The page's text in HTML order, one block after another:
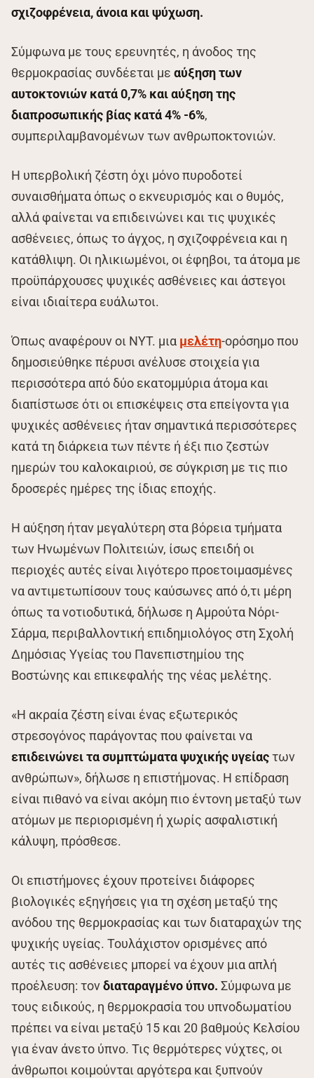
σχιζοφρένεια, άνοια και ψύχωση.
Σύμφωνα με τους ερευνητές, η άνοδος της
θερμοκρασίας συνδέεται με αύξηση των
αυτοκτονιών κατά 0,7% και αύξηση της
διαπροσωπικής βίας κατά 4% -6%,
συμπεριλαμβανομένων των ανθρωποκτονιών.
Η υπερβολική ζέστη όχι μόνο πυροδοτεί
συναισθήματα όπως ο εκνευρισμός και ο θυμός,
αλλά φαίνεται να επιδεινώνει και τις ψυχικές
ασθένειες, όπως το άγχος, η σχιζοφρένεια και η
κατάθλιψη. Οι ηλικιωμένοι, οι έφηβοι, τα άτομα με
προϋπάρχουσες ψυχικές ασθένειες και άστεγοι
είναι ιδιαίτερα ευάλωτοι.
Όπως αναφέρουν οι NYT. μια μελέτη-ορόσημο που
δημοσιεύθηκε πέρυσι ανέλυσε στοιχεία για
περισσότερα από δύο εκατομμύρια άτομα και
διαπίστωσε ότι οι επισκέψεις στα επείγοντα για
ψυχικές ασθένειες ήταν σημαντικά περισσότερες
κατά τη διάρκεια των πέντε ή έξι πιο ζεστών
ημερών του καλοκαιριού, σε σύγκριση με τις πιο
δροσερές ημέρες της ίδιας εποχής.
Η αύξηση ήταν μεγαλύτερη στα βόρεια τμήματα
των Ηνωμένων Πολιτειών, ίσως επειδή οι
περιοχές αυτές είναι λιγότερο προετοιμασμένες
να αντιμετωπίσουν τους καύσωνες από ό,τι μέρη
όπως τα νοτιοδυτικά, δήλωσε η Αμρούτα Νόρι-
Σάρμα, περιβαλλοντική επιδημιολόγος στη Σχολή
Δημόσιας Υγείας του Πανεπιστημίου της
Βοστώνης και επικεφαλής της νέας μελέτης.
«Η ακραία ζέστη είναι ένας εξωτερικός
στρεσογόνος παράγοντας που φαίνεται να
επιδεινώνει τα συμπτώματα ψυχικής υγείαςτων
ανθρώπων», δήλωσε η επιστήμονας. Η επίδραση
είναι πιθανό να είναι ακόμη πιο έντονη μεταξύ των
ατόμων με περιορισμένη ή χωρίς ασφαλιστική
κάλυψη, πρόσθεσε.
Οι επιστήμονες έχουν προτείνει διάφορες
βιολογικές εξηγήσεις για τη σχέση μεταξύ της
ανόδου της θερμοκρασίας και των διαταραχών της
ψυχικής υγείας. Τουλάχιστον ορισμένες από
αυτές τις ασθένειες μπορεί να έχουν μια απλή
προέλευση: τονδιαταραγμένο ύπνο. Σύμφωνα με
τους ειδικούς, η θερμοκρασία του υπνοδωματίου
πρέπει να είναι μεταξύ 15 και 20 βαθμούς Κελσίου
για έναν άνετο ύπνο. Τις θερμότερες νύχτες, οι
άνθρωποι κοιμούνται αργότερα και ξυπνούν